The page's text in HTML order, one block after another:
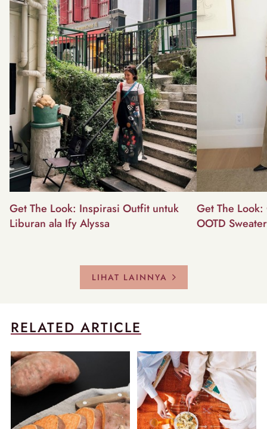
Get The Look: Inspirasi Outfit untuk
Liburan ala Ify Alyssa
Get The
OOTD
LIHAT LAINNYA
RELATED ARTICLE